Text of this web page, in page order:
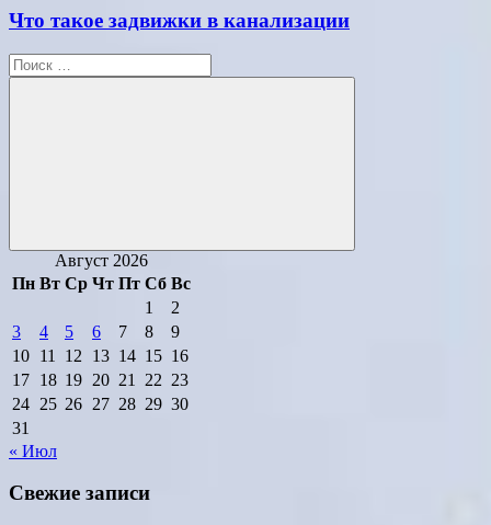
Что такое задвижки в канализации
Поиск
для:
Поиск
Август 2026
Пн Вт Ср Чт Пт Сб Вс
1
2
3
4 5 6 7 8
9
10 11 12 13 14 15 16
17 18 19 20 21 22 23
24 25 26 27 28 29 30
31
« Июл
Свежие записи